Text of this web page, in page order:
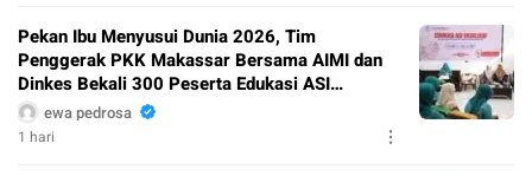
Pekan Ibu Menyusui Dunia 2026, Tim
Penggerak PKK Makassar Bersama AIMI dan
Dinkes Bekali 300 Peserta Edukasi ASI
Eksklusif
ewa pedrosa
1 hari